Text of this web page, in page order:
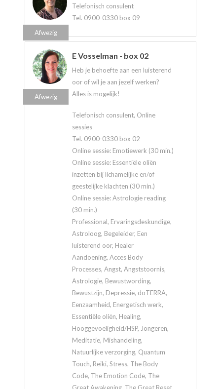
Telefonisch consulent
Tel. 0900-0330 box 09
Afwezig
E Vosselman - box 02
Heb je behoefte aan een luisterend
oor of wil je aan jezelf werken?
Alles is mogelijk!
Telefonisch consulent, Online
sessies
Tel. 0900-0330 box 02
Online sessie: Emotiewerk (30 min.)
Online sessie: Essentiële oliën
inzetten bij lichamelijke en/of
geestelijke klachten (30 min.)
Online sessie: Astrologie reading
(30 min.)
Professional, Ervaringsdeskundige,
Astroloog, Begeleider, Een
luisterend oor, Healer
Aandoening, Acces Body
Processes, Angst, Angststoornis,
Astrologie, Bewustwording,
Bewustzijn, Depressie, doTERRA,
Eenzaamheid, Energetisch werk,
Essentiële oliën, Healing,
Hooggevoeligheid/HSP, Jongeren,
Meditatie, Mishandeling,
Natuurlijke verzorging, Quantum
Touch, Reiki, Stress, The Body
Code, The Emotion Code, The
Great Awakening, The Great Reset,
Afwezig